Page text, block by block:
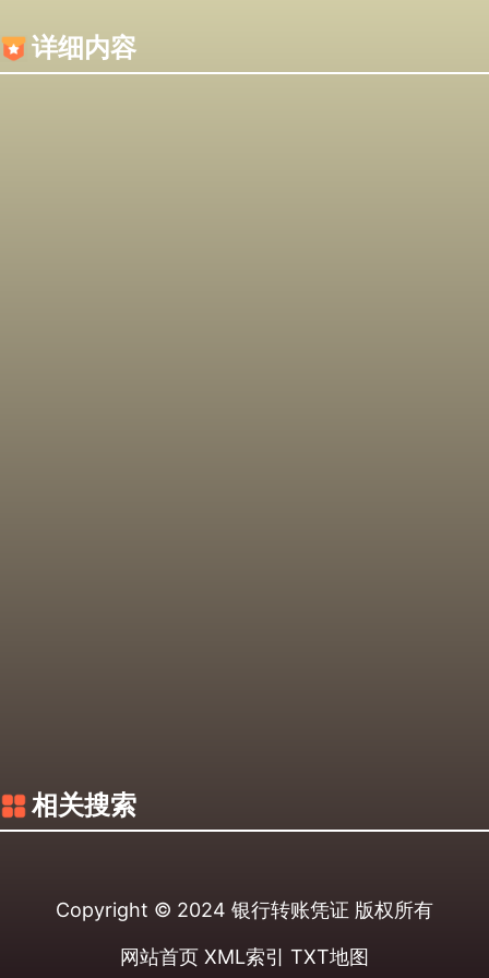
详细内容
相关搜索
Copyright © 2024 银行转账凭证 版权所有
网站首页 XML索引 TXT地图